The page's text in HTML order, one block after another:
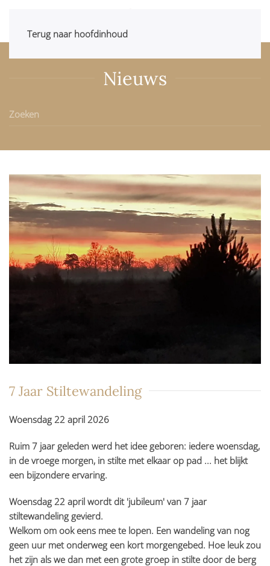
Terug naar hoofdinhoud
Nieuws
7 Jaar Stiltewandeling
Woensdag 22 april 2026
Ruim 7 jaar geleden werd het idee geboren: iedere woensdag,
in de vroege morgen, in stilte met elkaar op pad ... het blijkt
een bijzondere ervaring.
Woensdag 22 april wordt dit 'jubileum' van 7 jaar
stiltewandeling gevierd.
Welkom om ook eens mee te lopen. Een wandeling van nog
geen uur met onderweg een kort morgengebed. Hoe leuk zou
het zijn als we dan met een grote groep in stilte door de berg